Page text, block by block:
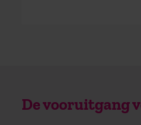
De vooruitgang